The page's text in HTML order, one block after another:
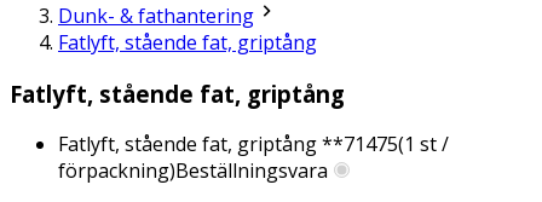
Dunk- & fathantering
Fatlyft, stående fat, griptång
Fatlyft, stående fat, griptång
Fatlyft, stående fat, griptång **71475(1 st /
förpackning)Beställningsvara